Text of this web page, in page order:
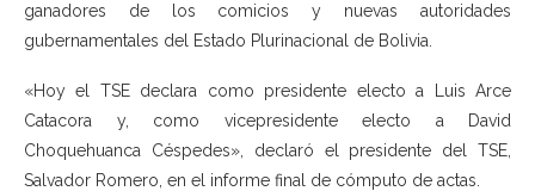
ganadores de los comicios y nuevas autoridades
gubernamentales del Estado Plurinacional de Bolivia.
«Hoy el TSE declara como presidente electo a Luis Arce
Catacora y, como vicepresidente electo a David
Choquehuanca Céspedes», declaró el presidente del TSE,
Salvador Romero, en el informe final de cómputo de actas.